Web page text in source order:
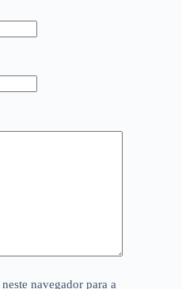
navegador para a